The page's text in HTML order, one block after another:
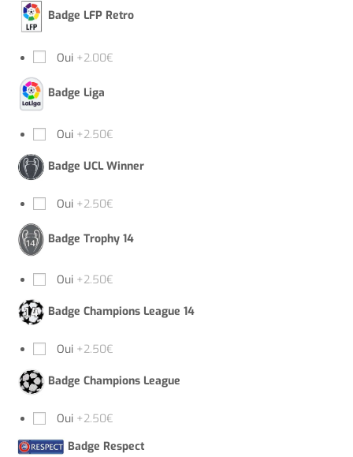
Badge LFP Retro
Oui +2.00€
Badge Liga
Oui +2.50€
Badge UCL Winner
Oui +2.50€
Badge Trophy 14
Oui +2.50€
Badge Champions League 14
Oui +2.50€
Badge Champions League
Oui +2.50€
Badge Respect